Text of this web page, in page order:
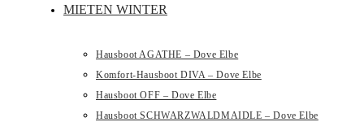
MIETEN WINTER
Hausboot AGATHE – Dove Elbe
Komfort-Hausboot DIVA – Dove Elbe
Hausboot OFF – Dove Elbe
Hausboot SCHWARZWALDMAIDLE – Dove Elbe